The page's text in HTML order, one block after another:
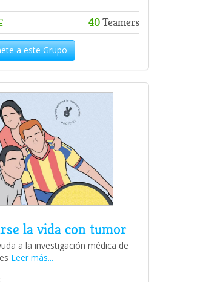
40Teamers
a este Grupo
la vida con tumor
a la investigación médica de
Leer más...